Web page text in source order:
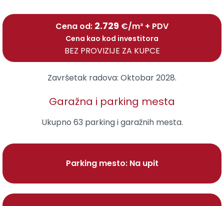
Cena od: 2.729 €/m² + PDV
Cena kao kod investitora
BEZ PROVIZIJE ZA KUPCE
Završetak radova: Oktobar 2028.
Garažna i parking mesta
Ukupno 63 parking i garažnih mesta.
Parking mesto: Na upit